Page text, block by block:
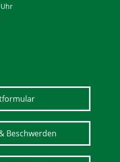
Beschwerden